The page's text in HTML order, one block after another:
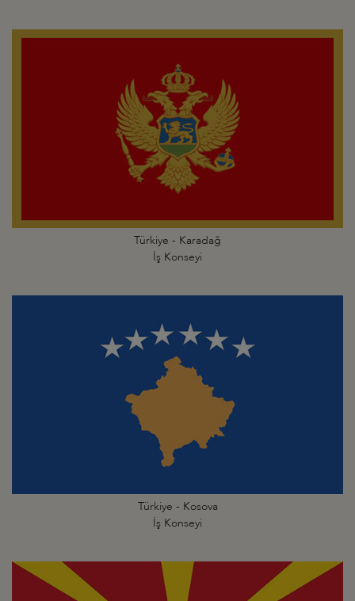
Türkiye - Karadağ
İş Konseyi
Türkiye - Kosova
İş Konseyi